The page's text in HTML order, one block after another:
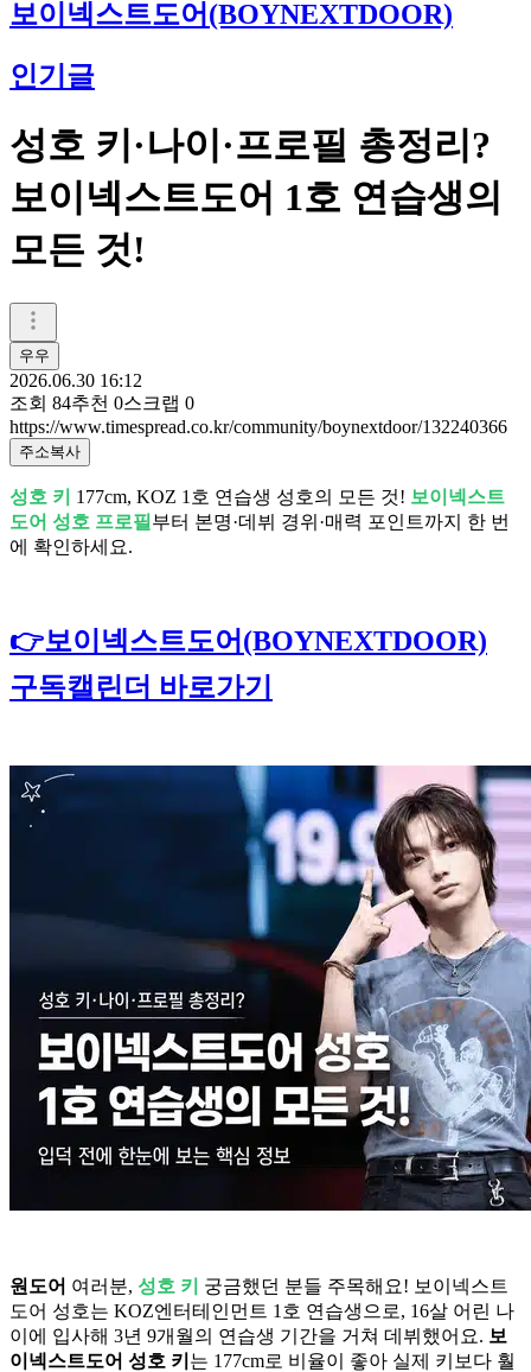
보이넥스트도어(BOYNEXTDOOR)
인기글
성호 키·나이·프로필 총정리?
보이넥스트도어 1호 연습생의
모든 것!
우우
2026.06.30 16:12
조회 84추천 0스크랩 0
https://www.timespread.co.kr/community/boynextdoor/132240366
주소복사
성호 키 177cm, KOZ 1호 연습생 성호의 모든 것! 보이넥스트
도어 성호 프로필 부터 본명·데뷔 경위·매력 포인트까지 한 번
에 확인하세요.
👉보이넥스트도어(BOYNEXTDOOR)
구독캘린더 바로가기
원도어 여러분, 성호 키
궁금했던 분들 주목해요! 보이넥스트
도어 성호는 KOZ엔터테인먼트 1호 연습생으로, 16살 어린 나
이에 입사해 3년 9개월의 연습생 기간을 거쳐 데뷔했어요. 보
이넥스트도어 성호 키 는 177cm로 비율이 좋아 실제 키보다 훨